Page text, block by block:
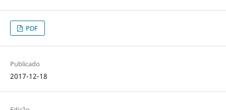
PDF
Publicado
2017-12-18